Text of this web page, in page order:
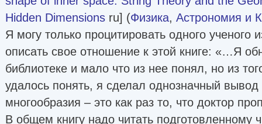
Hidden Dimensions ru] (Физика, Астрономия и
Я могу только процитировать одного ученого
описать свое отношение к этой книге: «…Я
библиотеке и мало что из нее понял, но из
удалось понять, я сделал однозначный вывод
многообразия – это как раз то, что доктор
В общем книгу надо читать подготовленному